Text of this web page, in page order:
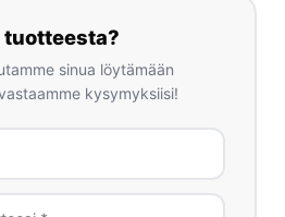
sinua löytämään
kysymyksiisi!